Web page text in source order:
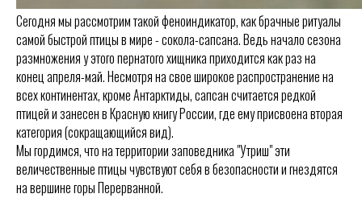
Сегодня мы рассмотрим такой феноиндикатор, как брачные ритуалы
самой быстрой птицы в мире - сокола-сапсана. Ведь начало сезона
размножения у этого пернатого хищника приходится как раз на
конец апреля-май. Несмотря на свое широкое распространение на
всех континентах, кроме Антарктиды, сапсан считается редкой
птицей и занесен в Красную книгу России, где ему присвоена вторая
категория (сокращающийся вид).
Мы гордимся, что на территории заповедника "Утриш" эти
величественные птицы чувствуют себя в безопасности и гнездятся
на вершине горы Перерванной.